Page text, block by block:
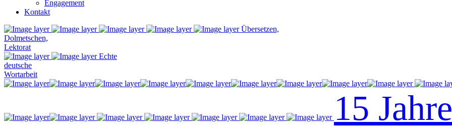
Engagement
Kontakt
Übersetzen,
Dolmetschen,
Lektorat
Echte
deutsche
Wortarbeit
15 Jahre